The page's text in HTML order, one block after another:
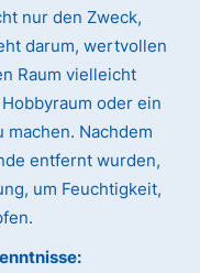
nur den Zweck,
darum, wertvollen
Raum vielleicht
oder ein
machen. Nachdem
entfernt wurden,
um Feuchtigkeit,